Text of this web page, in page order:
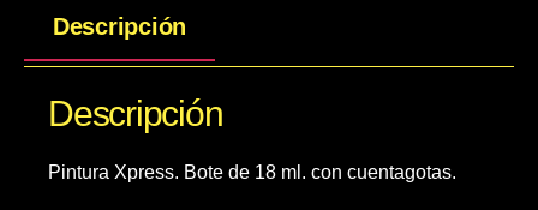
Descripción
Descripción
Pintura Xpress. Bote de 18 ml. con cuentagotas.